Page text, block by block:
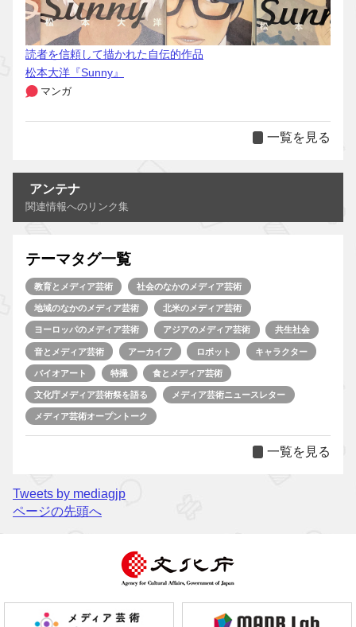
読者を信頼して描かれた自伝的作品
松本大洋『Sunny』
マンガ
一覧を見る
アンテナ
関連情報へのリンク集
テーマタグ一覧
教育とメディア芸術 社会のなかのメディア芸術
地域のなかのメディア芸術 北米のメディア芸術
ヨーロッパのメディア芸術 アジアのメディア芸術 共生社会
音とメディア芸術 アーカイブ ロボット キャラクター
バイオアート 特撮 食とメディア芸術
文化庁メディア芸術祭を語る メディア芸術ニュースレター
メディア芸術オープントーク
一覧を見る
Tweets by mediagjp
ページの先頭へ